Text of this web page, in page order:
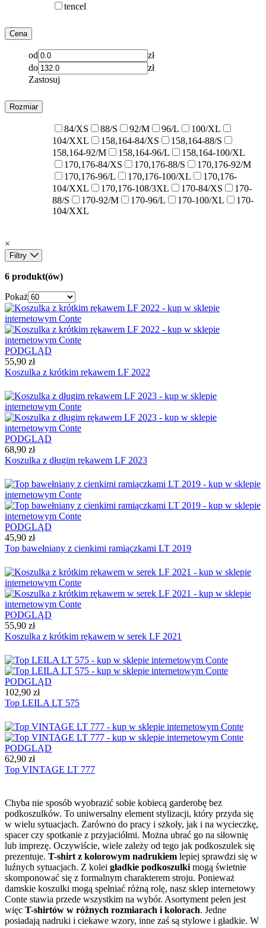
tencel
Cena
od
zł
do
zł
Zastosuj
Rozmiar
84/XS 88/S 92/M 96/L
100/XL
104/XXL
158,164-84/XS
158,164-88/S
158,164-92/M
158,164-96/L
158,164-100/XL
170,176-84/XS
170,176-88/S
170,176-92/M
170,176-96/L
170,176-100/XL
170,176-
104/XXL
170,176-108/3XL 170-84/XS
170-
88/S
170-92/M 170-96/L 170-100/XL
170-
104/XXL
×
Filtry
6 produkt(ów)
Pokaż
PODGLĄD
55,90 zł
Koszulka z krótkim rękawem LF 2022
PODGLĄD
68,90 zł
Koszulka z długim rękawem LF 2023
PODGLĄD
45,90 zł
Top bawełniany z cienkimi ramiączkami LT 2019
PODGLĄD
55,90 zł
Koszulka z krótkim rękawem w serek LF 2021
PODGLĄD
102,90 zł
Top LEILA LT 575
PODGLĄD
62,90 zł
Top VINTAGE LT 777
Chyba nie sposób wyobrazić sobie kobiecą garderobę bez
podkoszulków. To uniwersalny element stylizacji, który przyda się
w wielu sytuacjach. Zarówno do pracy i szkoły, jak i na wycieczkę,
spacer czy spotkanie z przyjaciółmi. Można ubrać go na siłownię
lub imprezę. Oczywiście, wiele zależy od tego jak podkoszulek się
prezentuje. T-shirt z kolorowym nadrukiem lepiej sprawdzi się w
luźnych sytuacjach. Z kolei gładkie podkoszulki mogą świetnie
skomponować się z formalnym charakterem stroju. Ponieważ
damskie koszulki mogą spełniać różną rolę, nasz sklep internetowy
Conte stawia przede wszystkim na wybór. Asortyment pełen jest
więc T-shirtów w różnych rozmiarach i kolorach. Jedne
posiadają nadruki i ciekawe wzory, inne zaś są stylowe i gładkie. W